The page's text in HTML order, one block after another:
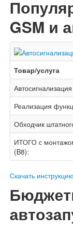
GSM и
Товар/услуга
Автосигнализация
Реализация
Обходчик
ИТОГО с
(B8):
Скачать